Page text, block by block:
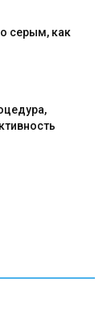
серым, как